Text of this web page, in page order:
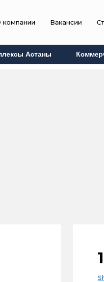
компании Вакансии
Астаны